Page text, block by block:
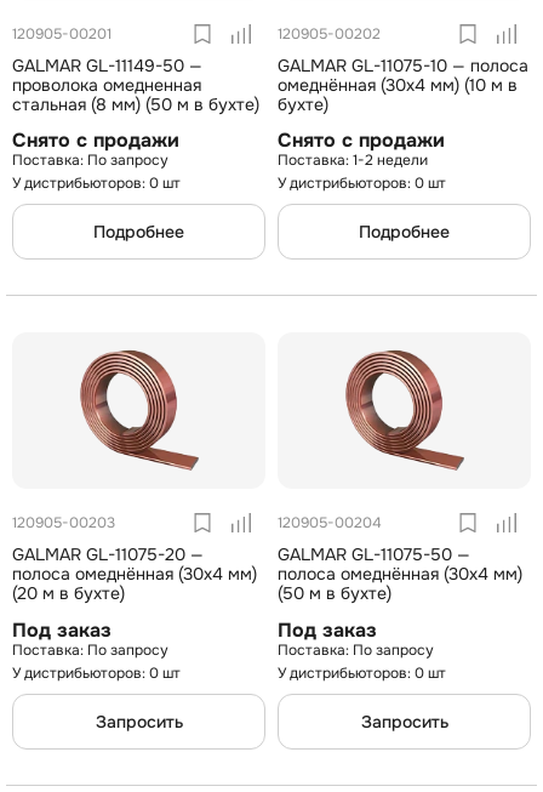
120905-00201
GALMAR GL-11149-50 —
проволока омедненная
стальная (8 мм) (50 м в бухте)
Снято с продажи
По запросу
У дистрибьюторов: 0 шт
Подробнее
120905-00202
GALMAR GL-11075-10 — полоса
омеднённая (30х4 мм) (10 м в
бухте)
Снято с продажи
1-2 недели
У дистрибьюторов: 0 шт
Подробнее
120905-00203
GALMAR GL-11075-20 —
полоса омеднённая (30х4 мм)
(20 м в бухте)
Под заказ
По запросу
У дистрибьюторов: 0 шт
Запросить
120905-00204
GALMAR GL-11075-50 —
полоса омеднённая (30х4 мм)
(50 м в бухте)
Под заказ
По запросу
У дистрибьюторов: 0 шт
Запросить